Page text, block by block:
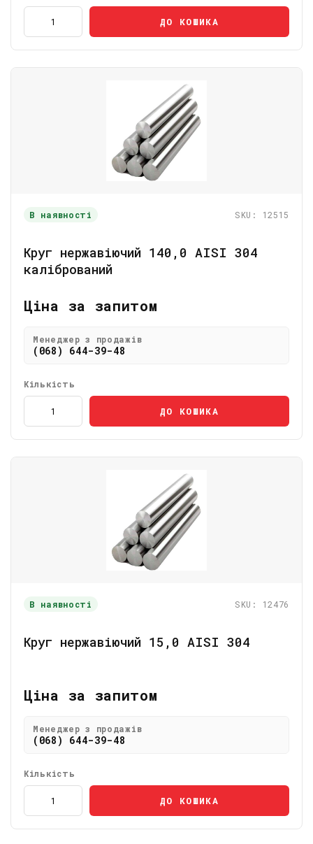
ДО КОШИКА
В наявності SKU: 12515
Круг нержавіючий 140,0 AISI 304
калібрований
Ціна за запитом
Менеджер з продажів
(068) 644-39-48
Кількість
ДО КОШИКА
В наявності SKU: 12476
Круг нержавіючий 15,0 АІSI 304
Ціна за запитом
Менеджер з продажів
(068) 644-39-48
Кількість
ДО КОШИКА